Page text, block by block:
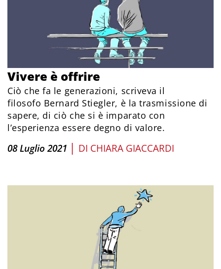
Vivere è offrire
Ciò che fa le generazioni, scriveva il
filosofo Bernard Stiegler, è la trasmissione di
sapere, di ciò che si è imparato con
l’esperienza essere degno di valore.
08 Luglio 2021 | DI CHIARA GIACCARDI